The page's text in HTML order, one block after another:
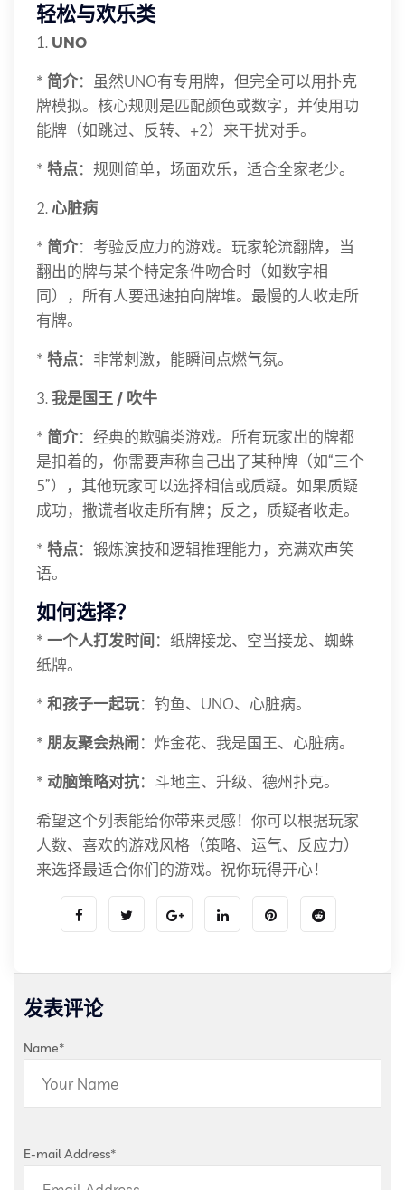
轻松与欢乐类
1. UNO
* 简介：虽然UNO有专用牌，但完全可以用扑克
牌模拟。核心规则是匹配颜色或数字，并使用功
能牌（如跳过、反转、+2）来干扰对手。
* 特点：规则简单，场面欢乐，适合全家老少。
2.心脏病
* 简介：考验反应力的游戏。玩家轮流翻牌，当
翻出的牌与某个特定条件吻合时（如数字相
同），所有人要迅速拍向牌堆。最慢的人收走所
有牌。
* 特点：非常刺激，能瞬间点燃气氛。
3.我是国王 / 吹牛
* 简介：经典的欺骗类游戏。所有玩家出的牌都
是扣着的，你需要声称自己出了某种牌（如“三个
5”），其他玩家可以选择相信或质疑。如果质疑
成功，撒谎者收走所有牌；反之，质疑者收走。
* 特点：锻炼演技和逻辑推理能力，充满欢声笑
语。
如何选择？
* 一个人打发时间 ：纸牌接龙、空当接龙、蜘蛛
纸牌。
* 和孩子一起玩：钓鱼、UNO、心脏病。
* 朋友聚会热闹 ：炸金花、我是国王、心脏病。
* 动脑策略对抗：斗地主、升级、德州扑克。
希望这个列表能给你带来灵感！你可以根据玩家
人数、喜欢的游戏风格（策略、运气、反应力）
来选择最适合你们的游戏。祝你玩得开心！
发表评论
Name*
E-mail Address*